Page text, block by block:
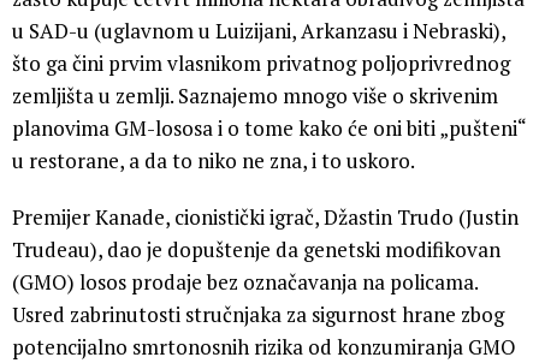
u SAD-u (uglavnom u Luizijani, Arkanzasu i Nebraski),
što ga čini prvim vlasnikom privatnog poljoprivrednog
zemljišta u zemlji. Saznajemo mnogo više o skrivenim
planovima GM-lososa i o tome kako će oni biti „pušteni“
u restorane, a da to niko ne zna, i to uskoro.
Premijer Kanade, cionistički igrač, Džastin Trudo (Justin
Trudeau), dao je dopuštenje da genetski modifikovan
(GMO) losos prodaje bez označavanja na policama.
Usred zabrinutosti stručnjaka za sigurnost hrane zbog
potencijalno smrtonosnih rizika od konzumiranja GMO